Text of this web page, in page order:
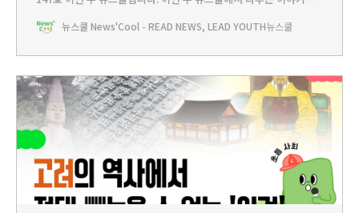
는 불교의 힘으로 세워진 나라였다?!PLAY - 도전 골든벨 ’고려의 인
뉴스쿨 News'Cool - READ NEWS, LEAD YOUTH뉴스쿨